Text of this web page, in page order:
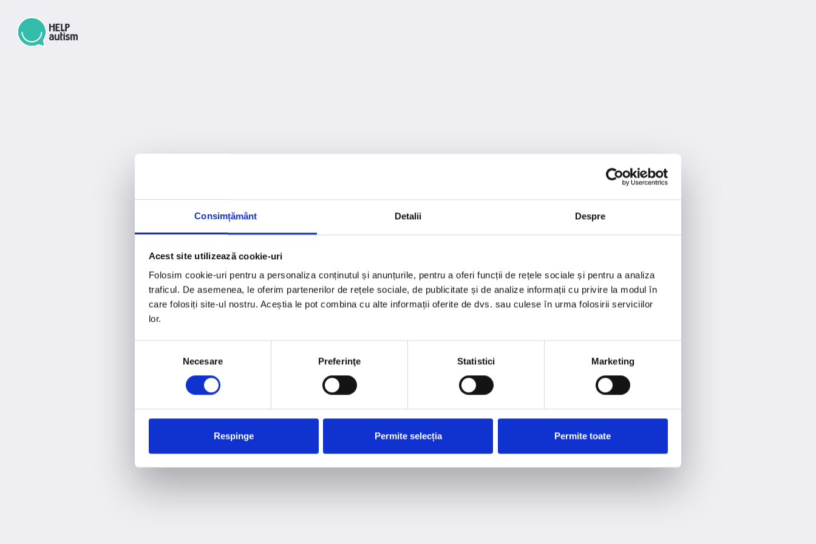
Consimțământ Detalii Despre
Acest site utilizează cookie-uri
Folosim cookie-uri pentru a personaliza conținutul și anunțurile, pentru a oferi funcții de rețele sociale și pentru a analiza
traficul. De asemenea, le oferim partenerilor de rețele sociale, de publicitate și de analize informații cu privire la modul în
care folosiți site-ul nostru. Aceștia le pot combina cu alte informații oferite de dvs. sau culese în urma folosirii serviciilor
lor.
consimțământului
Necesare Preferinţe Statistici Marketing
Respinge Permite selecția Permite toate
Pagina nu a fost găsită